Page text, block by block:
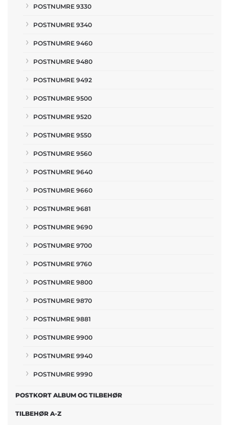
POSTNUMRE 9330
POSTNUMRE 9340
POSTNUMRE 9460
POSTNUMRE 9480
POSTNUMRE 9492
POSTNUMRE 9500
POSTNUMRE 9520
POSTNUMRE 9550
POSTNUMRE 9560
POSTNUMRE 9640
POSTNUMRE 9660
POSTNUMRE 9681
POSTNUMRE 9690
POSTNUMRE 9700
POSTNUMRE 9760
POSTNUMRE 9800
POSTNUMRE 9870
POSTNUMRE 9881
POSTNUMRE 9900
POSTNUMRE 9940
POSTNUMRE 9990
POSTKORT ALBUM OG TILBEHØR
TILBEHØR A-Z